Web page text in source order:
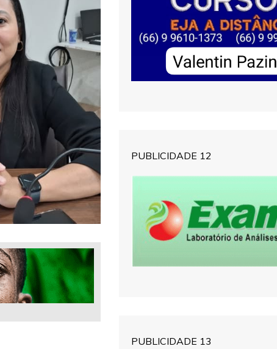
PUBLICIDADE 12
PUBLICIDADE 13